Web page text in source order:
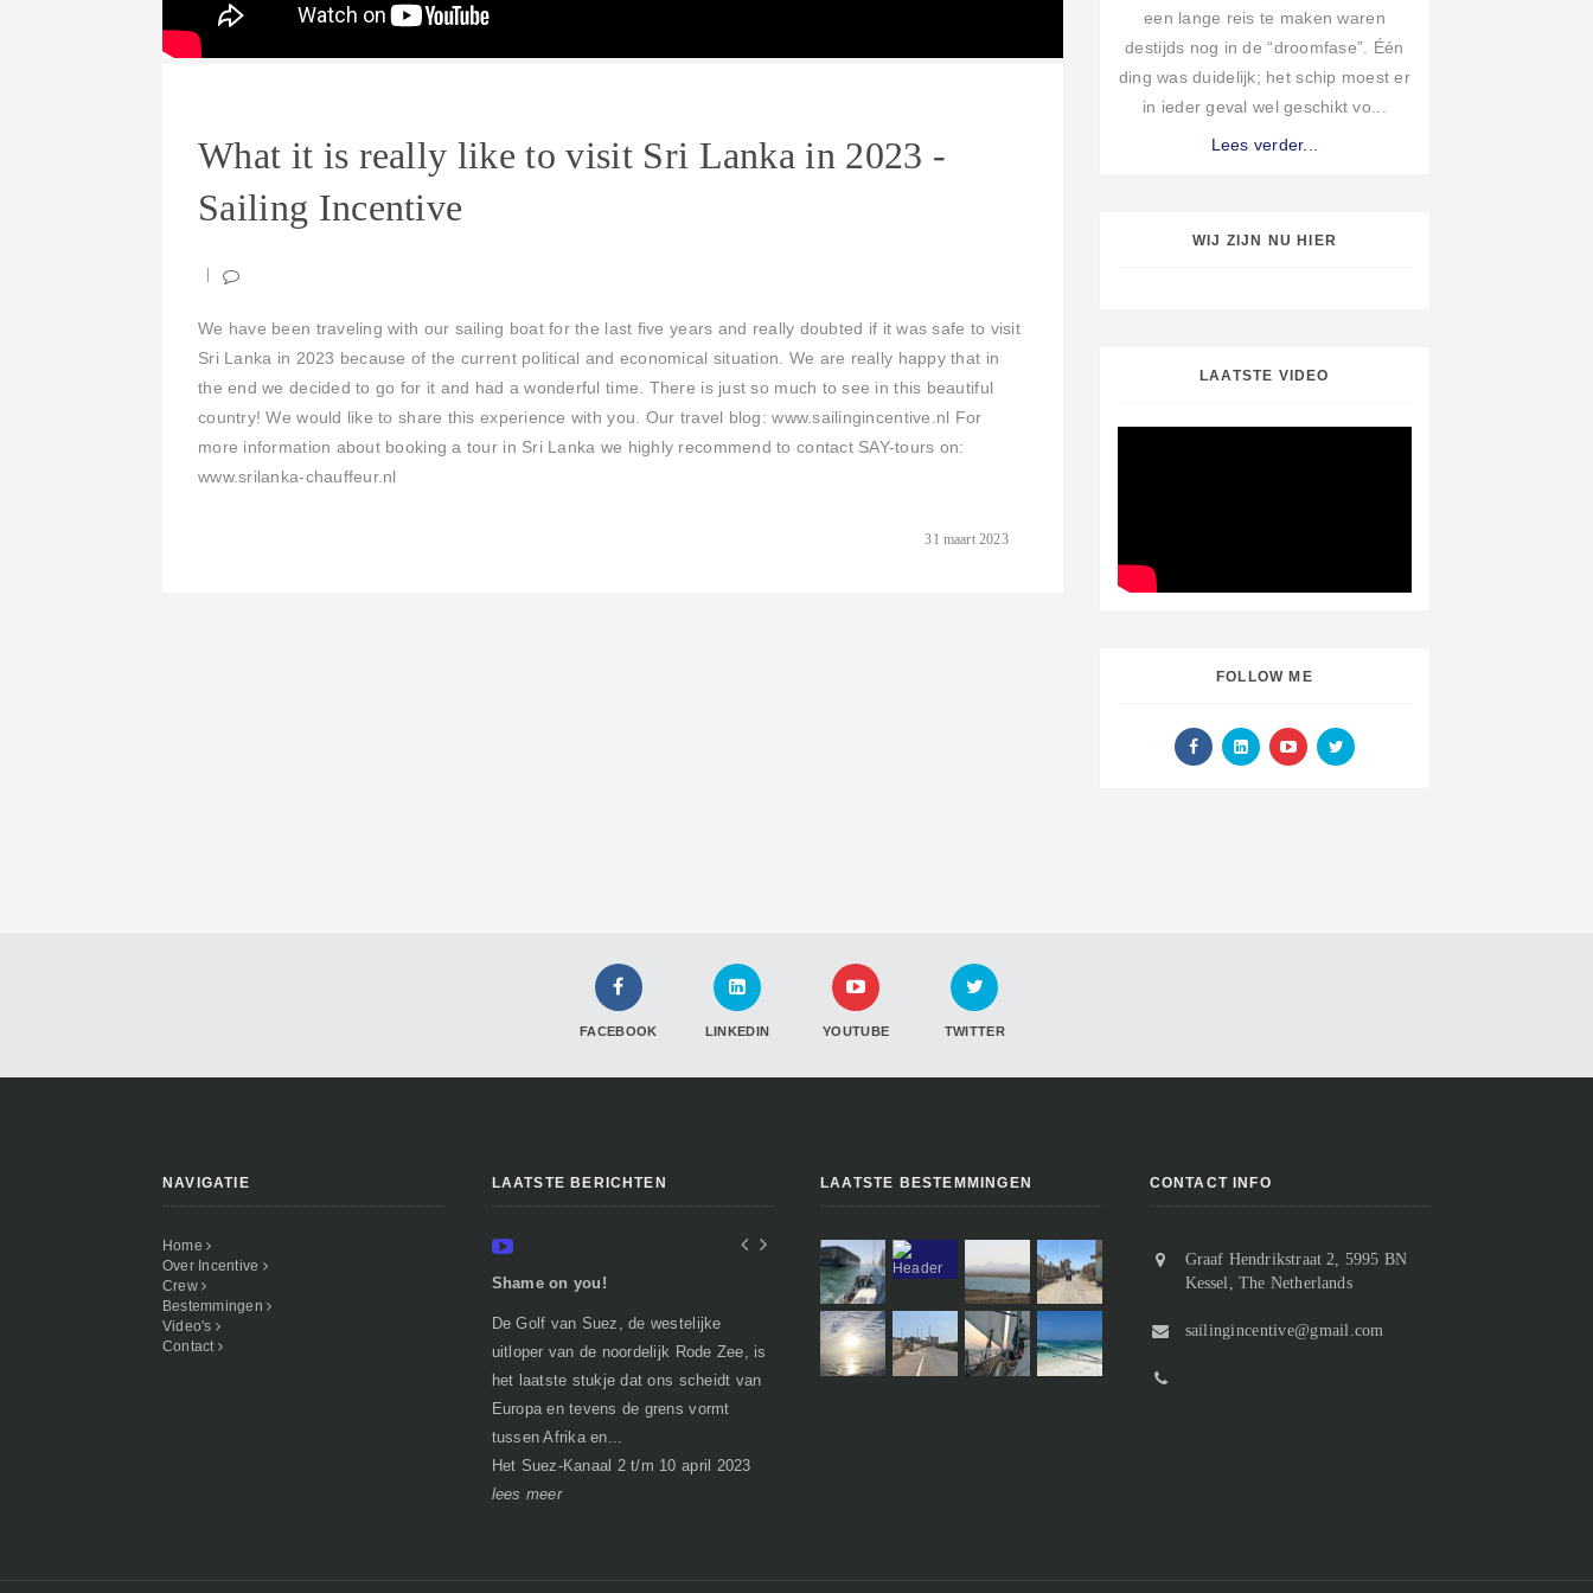
What it is really like to visit Sri Lanka in 2023 -
Sailing Incentive
31 maart 2023
We have been traveling with our sailing boat for the last five years and really doubted if it was safe to visit
Sri Lanka in 2023 because of the current political and economical situation. We are really happy that in
the end we decided to go for it and had a wonderful time. There is just so much to see in this beautiful
country! We would like to share this experience with you. Our travel blog: www.sailingincentive.nl For
more information about booking a tour in Sri Lanka we highly recommend to contact SAY-tours on:
www.srilanka-chauffeur.nl
een lange reis te maken waren
destijds nog in de “droomfase”. Één
ding was duidelijk; het schip moest er
in ieder geval wel geschikt vo...
Lees verder...
WIJ ZIJN NU HIER
LAATSTE VIDEO
FOLLOW ME
FACEBOOK LINKEDIN YOUTUBE TWITTER
NAVIGATIE
Home
Over Incentive
Crew
Bestemmingen
Video's
Contact
LAATSTE BERICHTEN
Shame on you!
De Golf van Suez, de westelijke
uitloper van de noordelijk Rode Zee, is
het laatste stukje dat ons scheidt van
Europa en tevens de grens vormt
tussen Afrika en...
Het Suez-Kanaal 2 t/m 10 april 2023
lees meer
In Egypte of toch niet..
Geen verhalen over woestijnen, farao's
en piramides zoals je misschien zou
verwachten. Egypte heeft bij het
Vertrek uit Suakin, of toch niet?
Na slechts twee nachten in Suakin
houden we het voor gezien en
besluiten we weer een stukje verder
Aangekomen in Sudan
Van de ooit florerende handelspost
LAATSTE BESTEMMINGEN CONTACT INFO
Graaf Hendrikstraat 2, 5995 BN
Kessel, The Netherlands
sailingincentive@gmail.com